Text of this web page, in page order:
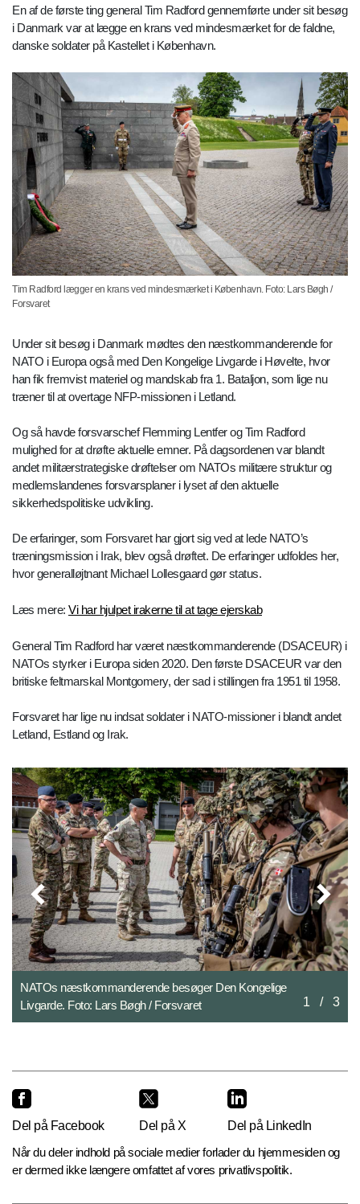
En af de første ting general Tim Radford gennemførte under sit besøg
i Danmark var at lægge en krans ved mindesmærket for de faldne,
danske soldater på Kastellet i København.
Tim Radford lægger en krans ved mindesmærket i København. Foto: Lars Bøgh /
Forsvaret
Under sit besøg i Danmark mødtes den næstkommanderende for
NATO i Europa også med Den Kongelige Livgarde i Høvelte, hvor
han fik fremvist materiel og mandskab fra 1. Bataljon, som lige nu
træner til at overtage NFP-missionen i Letland.
Og så havde forsvarschef Flemming Lentfer og Tim Radford
mulighed for at drøfte aktuelle emner. På dagsordenen var blandt
andet militærstrategiske drøftelser om NATOs militære struktur og
medlemslandenes forsvarsplaner i lyset af den aktuelle
sikkerhedspolitiske udvikling.
De erfaringer, som Forsvaret har gjort sig ved at lede NATO’s
træningsmission i Irak, blev også drøftet. De erfaringer udfoldes her,
hvor generalløjtnant Michael Lollesgaard gør status.
Læs mere: Vi har hjulpet irakerne til at tage ejerskab
General Tim Radford har været næstkommanderende (DSACEUR) i
NATOs styrker i Europa siden 2020. Den første DSACEUR var den
britiske feltmarskal Montgomery, der sad i stillingen fra 1951 til 1958.
Forsvaret har lige nu indsat soldater i NATO-missioner i blandt andet
Letland, Estland og Irak.
2 / 3
NATOs næstkommanderende besøger Den Kongelige
Livgarde. Foto: Lars Bøgh / Forsvaret
Del på Facebook Del på X
Del på LinkedIn
Når du deler indhold på sociale medier forlader du hjemmesiden og
er dermed ikke længere omfattet af vores privatlivspolitik.